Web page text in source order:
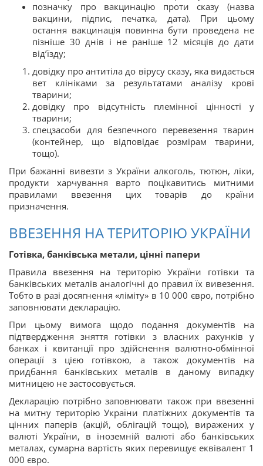
позначку про вакцинацію проти сказу (назва
вакцини, підпис, печатка, дата). При цьому
остання вакцинація повинна бути проведена не
пізніше 30 днів і не раніше 12 місяців до дати
від’їзду;
довідку про антитіла до вірусу сказу, яка видається
вет клініками за результатами аналізу крові
тварини;
довідку про відсутність племінної цінності у
тварини;
спецзасоби для безпечного перевезення тварин
(контейнер, що відповідає розмірам тварини,
тощо).
При бажанні вивезти з України алкоголь, тютюн, ліки,
продукти харчування варто поцікавитись митними
правилами ввезення цих товарів до країни
призначення.
ВВЕЗЕННЯ НА ТЕРИТОРІЮ УКРАЇНИ
Готівка, банківська метали, цінні папери
Правила ввезення на територію України готівки та
банківських металів аналогічні до правил їх вивезення.
Тобто в разі досягнення «ліміту» в 10 000 євро, потрібно
заповнювати декларацію.
При цьому вимога щодо подання документів на
підтвердження зняття готівки з власних рахунків у
банках і квитанції про здійснення валютно-обмінної
операції з цією готівкою, а також документів на
придбання банківських металів в даному випадку
митницею не застосовується.
Декларацію потрібно заповнювати також при ввезенні
на митну територію України платіжних документів та
цінних паперів (акцій, облігацій тощо), виражених у
валюті України, в іноземній валюті або банківських
металах, сумарна вартість яких перевищує еквівалент 1
000 євро.